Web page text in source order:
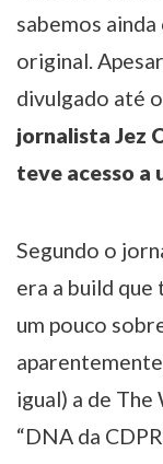
sabemos
original.
divulgado até
jornalista Jez
teve acesso a
Segundo o
era a build que
um pouco
igual) a de
“DNA da